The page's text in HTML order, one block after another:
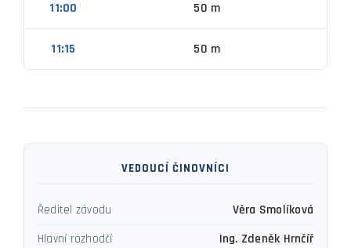
11:00 50 m
11:15 50 m
VEDOUCÍ ČINOVNÍCI
Ředitel závodu Věra Smolíková
Hlavní rozhodčí Ing. Zdeněk Hrnčíř